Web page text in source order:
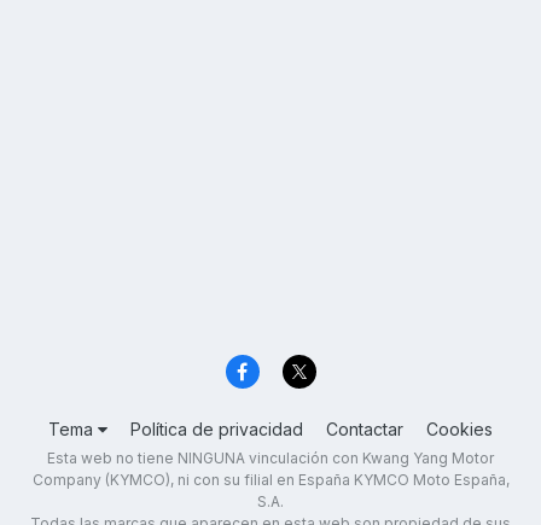
Tema Política de privacidad Contactar Cookies
Esta web no tiene NINGUNA vinculación con Kwang Yang Motor
Company (KYMCO), ni con su filial en España KYMCO Moto España,
S.A.